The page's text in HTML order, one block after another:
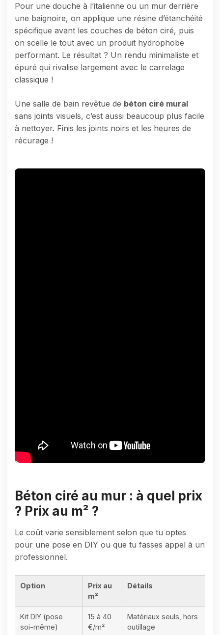
Pour une douche à l’italienne ou un mur derrière
une baignoire, on applique une résine d’étanchéité
spécifique avant les couches de béton ciré, puis
on scelle le tout avec un produit hydrophobe
performant. Le résultat ? Un rendu minimaliste et
épuré qui rivalise largement avec le carrelage
classique !
Une salle de bain revêtue de béton ciré mural
sans joints visuels, c’est aussi beaucoup plus facile
à nettoyer. Finis les joints noirs et les heures de
récurage !
Béton ciré au mur : à quel prix
? Prix au m² ?
Le coût varie sensiblement selon que tu optes
pour une pose en DIY ou que tu fasses appel à un
professionnel.
Option
Prix au
m²
Détails
Kit DIY (pose
soi-même)
15 à 40
€/m²
Matériaux seuls, hors
outillage